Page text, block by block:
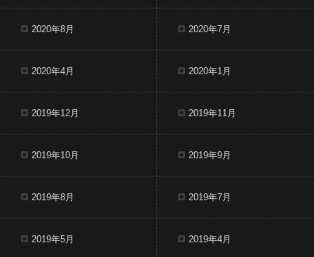
2020年8月 2020年7月
2020年4月 2020年1月
2019年12月 2019年11月
2019年10月 2019年9月
2019年8月 2019年7月
2019年5月 2019年4月